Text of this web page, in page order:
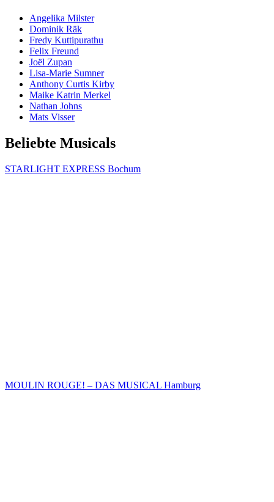
Angelika Milster
Dominik Räk
Fredy Kuttipurathu
Felix Freund
Joël Zupan
Lisa-Marie Sumner
Anthony Curtis Kirby
Maike Katrin Merkel
Nathan Johns
Mats Visser
Beliebte Musicals
STARLIGHT EXPRESS Bochum
MOULIN ROUGE! – DAS MUSICAL Hamburg